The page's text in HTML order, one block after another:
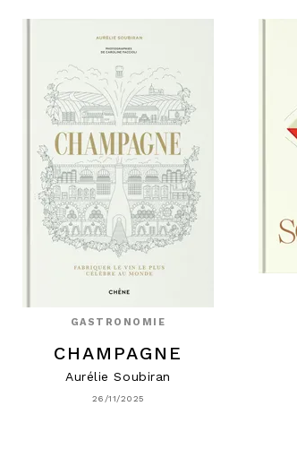
GASTRONOMIE
CHAMPAGNE
Aurélie Soubiran
26/11/2025